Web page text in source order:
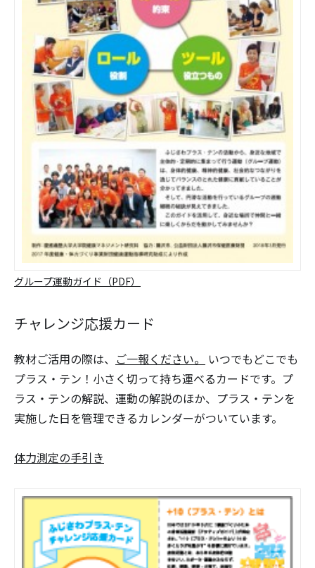
グループ運動ガイド（PDF）
チャレンジ応援カード
教材ご活用の際は、 ご一報ください。
いつでもどこでも
プラス・テン！小さく切って持ち運べるカードです。プ
ラス・テンの解説、運動の解説のほか、プラス・テンを
実施した日を管理できるカレンダーがついています。
体力測定の手引き